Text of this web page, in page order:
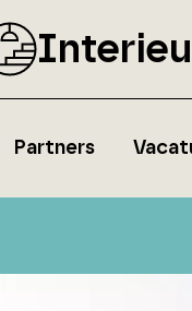
Partners